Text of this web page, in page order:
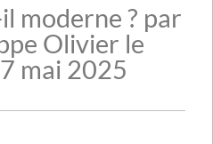
moderne ? par
Olivier le
mai 2025